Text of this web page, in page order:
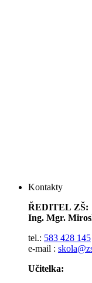
Kontakty
ŘEDITEL ZŠ:
Ing. Mgr.
tel.: 583 428 145
e-mail :
Učitelka: